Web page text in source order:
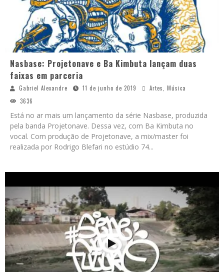
Nasbase: Projetonave e Ba Kimbuta lançam duas
faixas em parceria
Gabriel Alexandre 11 de junho de 2019 Artes, Música
3636
Está no ar mais um lançamento da série Nasbase, produzida
pela banda Projetonave. Dessa vez, com Ba Kimbuta no
vocal. Com produção de Projetonave, a mix/master foi
realizada por Rodrigo Blefari no estúdio 74...